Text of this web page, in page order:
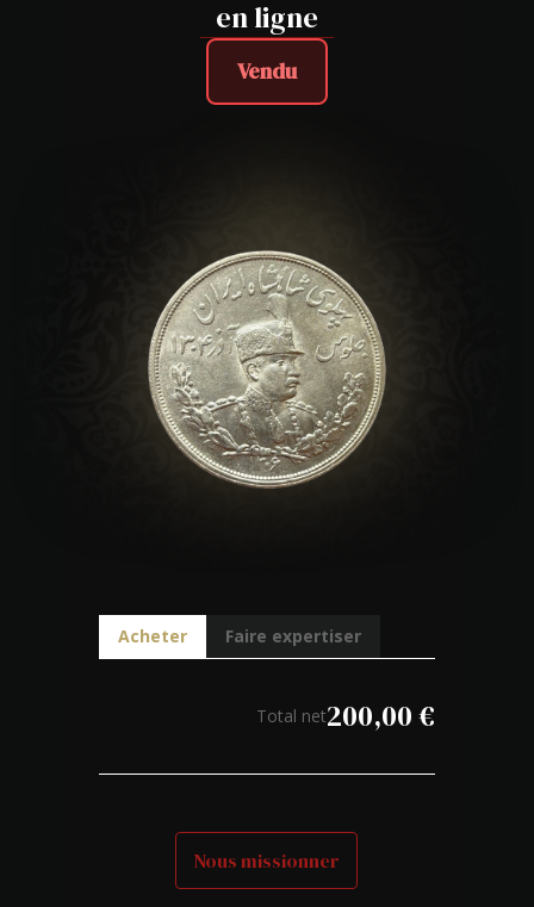
en ligne
Vendu
Acheter Faire expertiser
Total net200,00€
Nous missionner